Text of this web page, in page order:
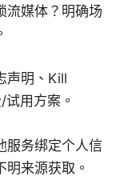
流媒体？明确场
声明、Kill
用方案。
服务绑定个人信
来源获取。